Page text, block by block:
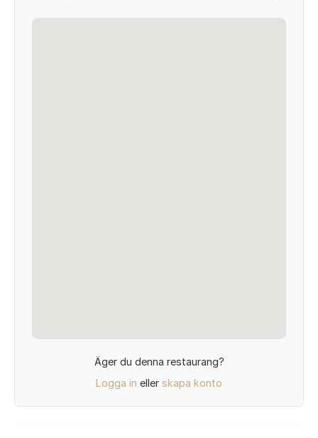
Äger du denna restaurang?
Logga in eller skapa konto